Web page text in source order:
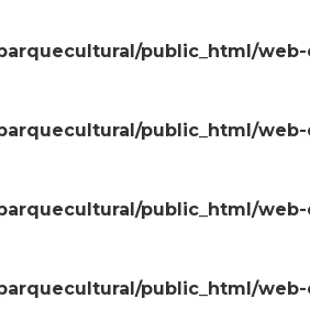
public_html/
public_html/
public_html/
public_html/